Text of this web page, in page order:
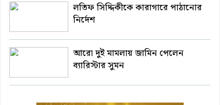
লতিফ সিদ্দিকীকে কারাগারে পাঠানোর
নির্দেশ
আরো দুই মামলায় জামিন পেলেন
ব্যারিস্টার সুমন